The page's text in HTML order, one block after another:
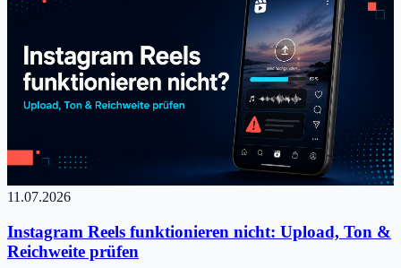
11.07.2026
Instagram Reels funktionieren nicht: Upload, Ton &
Reichweite prüfen